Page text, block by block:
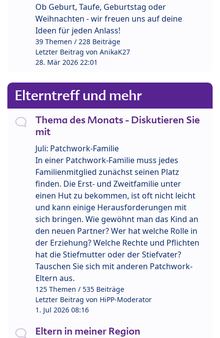
Ob Geburt, Taufe, Geburtstag oder
Weihnachten - wir freuen uns auf deine
Ideen für jeden Anlass!
39 Themen / 228 Beiträge
Letzter Beitrag von AnikaK27
28. Mär 2026 22:01
Elterntreff und mehr
Thema des Monats - Diskutieren Sie
mit
Juli: Patchwork-Familie
In einer Patchwork-Familie muss jedes
Familienmitglied zunächst seinen Platz
finden. Die Erst- und Zweitfamilie unter
einen Hut zu bekommen, ist oft nicht leicht
und kann einige Herausforderungen mit
sich bringen. Wie gewöhnt man das Kind an
den neuen Partner? Wer hat welche Rolle in
der Erziehung? Welche Rechte und Pflichten
hat die Stiefmutter oder der Stiefvater?
Tauschen Sie sich mit anderen Patchwork-
Eltern aus.
125 Themen / 535 Beiträge
Letzter Beitrag von HiPP-Moderator
1. Jul 2026 08:16
Eltern in meiner Region